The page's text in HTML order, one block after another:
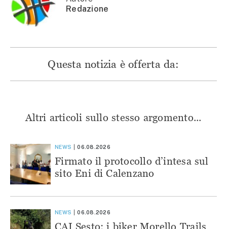
Redazione
Questa notizia è offerta da:
Altri articoli sullo stesso argomento...
NEWS 06.08.2026
Firmato il protocollo d’intesa sul
sito Eni di Calenzano
NEWS 06.08.2026
CAI Sesto: i biker Morello Trails